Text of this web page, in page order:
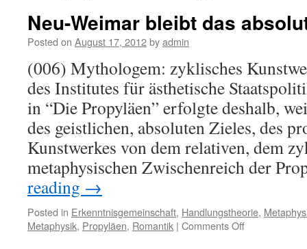
Neu-Weimar bleibt das
Posted on August 17, 2012byadmin
(006) Mythologem: zyklisches
des Institutes für ästhetische
in “Die Propyläen” erfolgte deshalb,
des geistlichen, absoluten Zieles, des
Kunstwerkes von dem relativen, dem
metaphysischen Zwischenreich der
reading →
Posted in Erkenntnisgemeinschaft, Handlungstheorie,
Metaphysik, Propyläen, Romantik | Comments Offon